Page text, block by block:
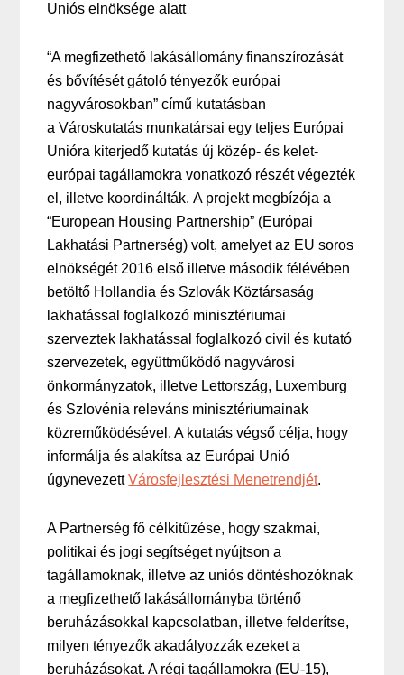
Uniós elnöksége alatt
“A megfizethető lakásállomány finanszírozását
és bővítését gátoló tényezők európai
nagyvárosokban” című kutatásban
a Városkutatás munkatársai egy teljes Európai
Unióra kiterjedő kutatás új közép- és kelet-
európai tagállamokra vonatkozó részét végezték
el, illetve koordinálták. A projekt megbízója a
“European Housing Partnership” (Európai
Lakhatási Partnerség) volt, amelyet az EU soros
elnökségét 2016 első illetve második félévében
betöltő Hollandia és Szlovák Köztársaság
lakhatással foglalkozó minisztériumai
szerveztek lakhatással foglalkozó civil és kutató
szervezetek, együttműködő nagyvárosi
önkormányzatok, illetve Lettország, Luxemburg
és Szlovénia releváns minisztériumainak
közreműködésével. A kutatás végső célja, hogy
informálja és alakítsa az Európai Unió
úgynevezettVárosfejlesztési Menetrendjét.
A Partnerség fő célkitűzése, hogy szakmai,
politikai és jogi segítséget nyújtson a
tagállamoknak, illetve az uniós döntéshozóknak
a megfizethető lakásállományba történő
beruházásokkal kapcsolatban, illetve felderítse,
milyen tényezők akadályozzák ezeket a
beruházásokat. A régi tagállamokra (EU-15),